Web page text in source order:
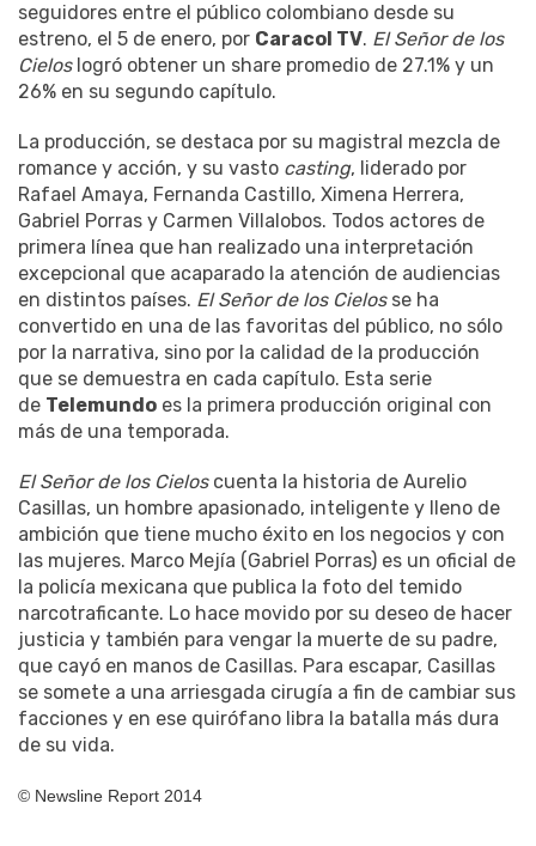
seguidores entre el público colombiano desde su
estreno, el 5 de enero, por Caracol TV. El Señor de los
Cieloslogró obtener un share promedio de 27.1% y un
26% en su segundo capítulo.
La producción, se destaca por su magistral mezcla de
romance y acción, y su vasto casting, liderado por
Rafael Amaya, Fernanda Castillo, Ximena Herrera,
Gabriel Porras y Carmen Villalobos. Todos actores de
primera línea que han realizado una interpretación
excepcional que acaparado la atención de audiencias
en distintos países. El Señor de los Cielosse ha
convertido en una de las favoritas del público, no sólo
por la narrativa, sino por la calidad de la producción
que se demuestra en cada capítulo. Esta serie
de Telemundo es la primera producción original con
más de una temporada.
El Señor de los Cielos cuenta la historia de Aurelio
Casillas, un hombre apasionado, inteligente y lleno de
ambición que tiene mucho éxito en los negocios y con
las mujeres. Marco Mejía (Gabriel Porras) es un oficial de
la policía mexicana que publica la foto del temido
narcotraficante. Lo hace movido por su deseo de hacer
justicia y también para vengar la muerte de su padre,
que cayó en manos de Casillas. Para escapar, Casillas
se somete a una arriesgada cirugía a fin de cambiar sus
facciones y en ese quirófano libra la batalla más dura
de su vida.
© Newsline Report 2014